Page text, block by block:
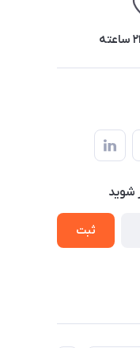
شوید
ثبت